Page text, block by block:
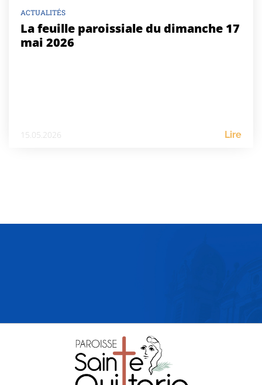
ACTUALITÉS
La feuille paroissiale du dimanche 17
mai 2026
15.05.2026 Lire